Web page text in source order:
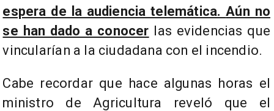
espera de la audiencia telemática.Aún no
se han dado a conocer las evidencias que
vincularían a la ciudadana con el incendio.
Cabe recordar que hace algunas horas el
ministro de Agricultura reveló que el